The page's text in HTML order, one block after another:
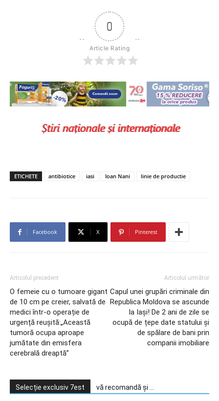
0
Article Rating
ETICHETE antibiotice iasi Ioan Nani linie de productie
Facebook X Pinterest
Articolul precedent
O femeie cu o tumoare gigant
de 10 cm pe creier, salvată de
medici într-o operație de
urgență reușită:„Această
tumoră ocupa aproape
jumătate din emisfera
cerebrală dreaptă”
Articolul următor
Capul unei grupări criminale din
Republica Moldova se ascunde
la Iași! De 2 ani de zile se
ocupă de țepe date statului și
de spălare de bani prin
companii imobiliare
Selecție exclusiv 7est vă recomandă și ...